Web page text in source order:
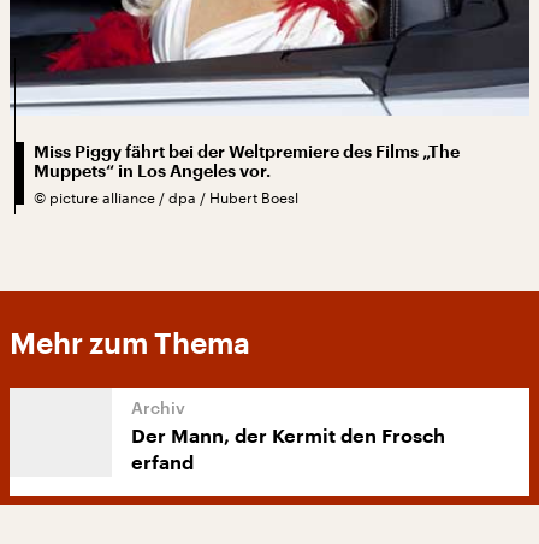
Miss Piggy fährt bei der Weltpremiere des Films „The
Muppets“ in Los Angeles vor.
© picture alliance / dpa / Hubert Boesl
Mehr zum Thema
Der Mann, der Kermit den Frosch
erfand